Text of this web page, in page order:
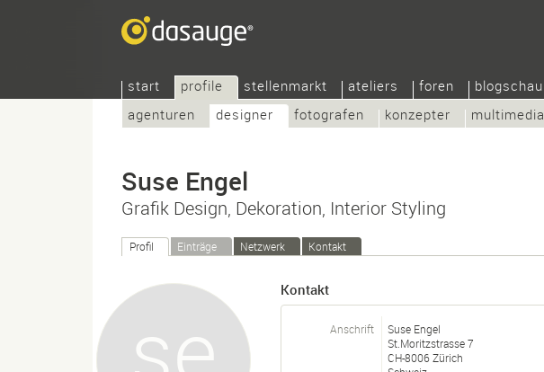
start
profile
agenturen
designer fotografen konzepter multimedia
stellenmarkt ateliers foren blogschau
Suse Engel
Grafik Design, Dekoration, Interior Styling
Profil Einträge Netzwerk Kontakt
Kontakt
Anschrift
Suse Engel
St.Moritzstrasse 7
CH-8006Zürich